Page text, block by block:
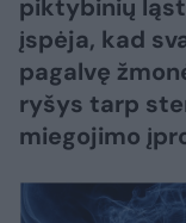
piktybinių
įspėja, kad
pagalvę
ryšys tarp
miegojimo